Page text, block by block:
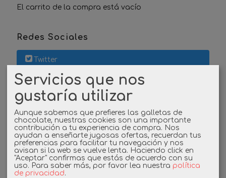
El carrito de la compra está vacío
Redes Sociales
Twitter
Linkedin
Facebook
Cupones
Servicios que nos
gustaría utilizar
Aunque sabemos que prefieres las galletas de
chocolate, nuestras cookies son una importante
contribución a tu experiencia de compra. Nos
ayudan a enseñarte jugosas ofertas, recuerdan tus
preferencias para facilitar tu navegación y nos
avisan si la web se vuelve lenta. Haciendo click en
"Aceptar" confirmas que estás de acuerdo con su
uso. Para saber más, por favor lea nuestra política
de privacidad.